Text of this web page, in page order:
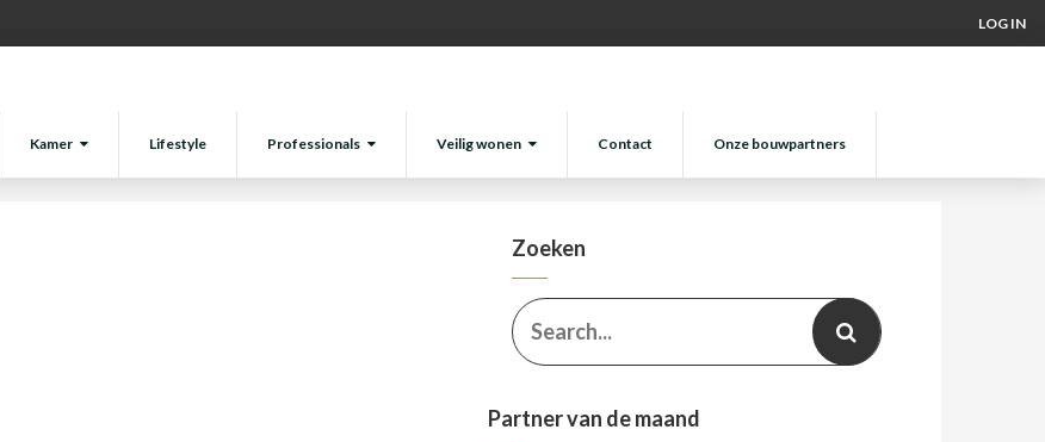
LOG IN
Kamer Lifestyle Professionals Veilig wonen Contact Onze bouwpartners
Zoeken
Partner van de maand